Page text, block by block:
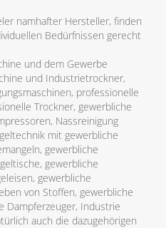
namhafter Hersteller, finden
Bedürfnissen gerecht
und dem Gewerbe
und Industrietrockner,
professionelle
Trockner, gewerbliche
Nassreinigung
mit gewerbliche
gewerbliche
gewerbliche
gewerbliche
von Stoffen, gewerbliche
Dampferzeuger, Industrie
auch die dazugehörigen